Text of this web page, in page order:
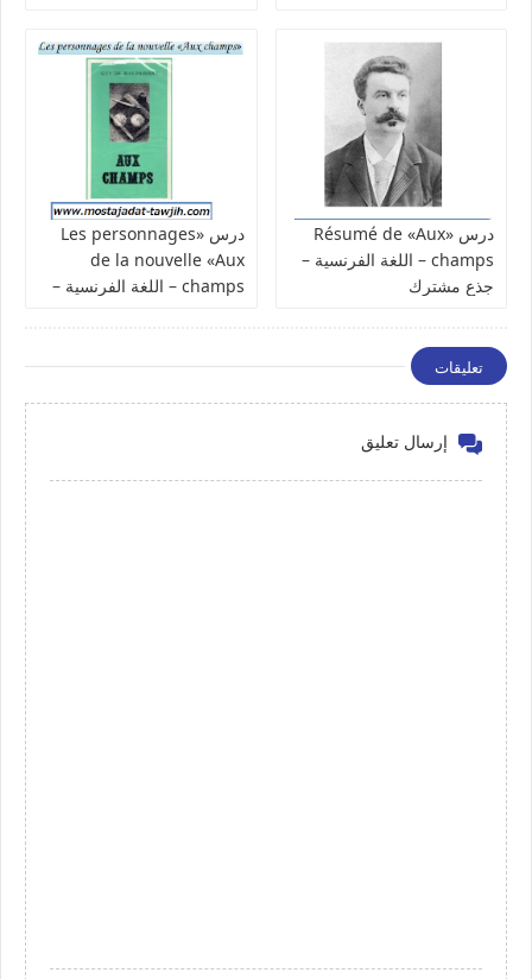
درس «Résumé de «Aux
champs – اللغة الفرنسية –
جذع مشترك
درس «Les personnages
de la nouvelle «Aux
champs – اللغة الفرنسية –
تعليقات
إرسال تعليق